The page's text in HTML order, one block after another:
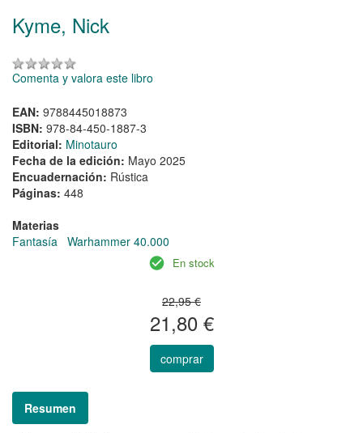
Kyme, Nick
Comenta y valora este libro
EAN: 9788445018873
ISBN: 978-84-450-1887-3
Editorial: Minotauro
Fecha de la edición: Mayo 2025
Encuadernación: Rústica
Páginas: 448
Materias
Fantasía Warhammer 40.000
En stock
22,95 €
21,80 €
comprar
Resumen